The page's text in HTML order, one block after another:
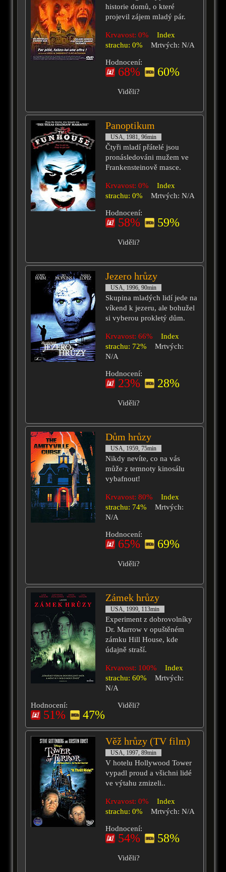
historie domů, o které
projevil zájem mladý pár.
Krvavost: 0%
Index
strachu: 0%
Mrtvých: N/A
Hodnocení:
68% 60%
Viděli?
Panoptikum
USA, 1981, 96min
Čtyři mladí přátelé jsou
pronásledováni mužem ve
Frankensteinově masce.
Krvavost: 0%
Index
strachu: 0%
Mrtvých: N/A
Hodnocení:
58% 59%
Viděli?
Jezero hrůzy
USA, 1996, 90min
Skupina mladých lidí jede na
víkend k jezeru, ale bohužel
si vyberou prokletý dům.
Krvavost: 66%
Index
strachu: 72%
Mrtvých:
N/A
Hodnocení:
23% 28%
Viděli?
Dům hrůzy
USA, 1959, 75min
Nikdy nevíte, co na vás
může z temnoty kinosálu
vybafnout!
Krvavost: 80%
Index
strachu: 74%
Mrtvých:
N/A
Hodnocení:
65% 69%
Viděli?
Zámek hrůzy
USA, 1999, 113min
Experiment z dobrovolníky
Dr. Marrow v opuštěném
zámku Hill House, kde
údajně straší.
Krvavost: 100%
Index
strachu: 60%
Mrtvých:
N/A
Hodnocení:
51% 47%
Viděli?
Věž hrůzy (TV film)
USA, 1997, 89min
V hotelu Hollywood Tower
vypadl proud a všichni lidé
ve výtahu zmizeli..
Krvavost: 0%
Index
strachu: 0%
Mrtvých: N/A
Hodnocení:
54% 58%
Viděli?